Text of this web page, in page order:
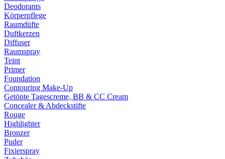
Deodorants
Körperpflege
Raumdüfte
Duftkerzen
Diffuser
Raumspray
Teint
Primer
Foundation
Contouring Make-Up
Getönte Tagescreme, BB & CC Cream
Concealer & Abdeckstifte
Rouge
Highlighter
Bronzer
Puder
Fixierspray